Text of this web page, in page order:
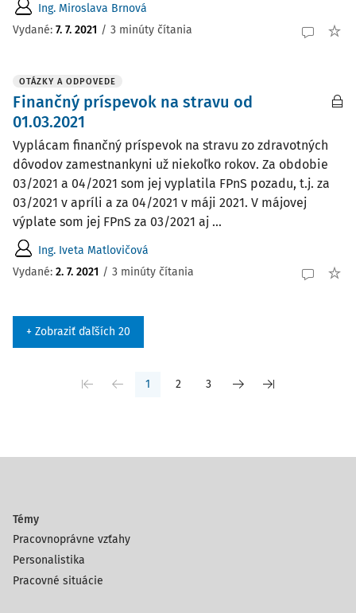
Ing. Miroslava Brnová
Vydané: 7. 7. 2021 / 3 minúty čítania
OTÁZKY A ODPOVEDE
Finančný príspevok na stravu od
01.03.2021
Vyplácam finančný príspevok na stravu zo zdravotných
dôvodov zamestnankyni už niekoľko rokov. Za obdobie
03/2021 a 04/2021 som jej vyplatila FPnS pozadu, t.j. za
03/2021 v apríli a za 04/2021 v máji 2021. V májovej
výplate som jej FPnS za 03/2021 aj ...
Ing. Iveta Matlovičová
Vydané: 2. 7. 2021 / 3 minúty čítania
+ Zobraziť ďaľších 20
1 2 3
Témy
Pracovnoprávne vzťahy
Personalistika
Pracovné situácie